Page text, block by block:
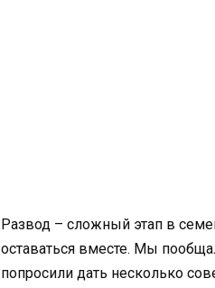
Развод – сложный этап в
оставаться вместе. Мы
попросили дать несколько